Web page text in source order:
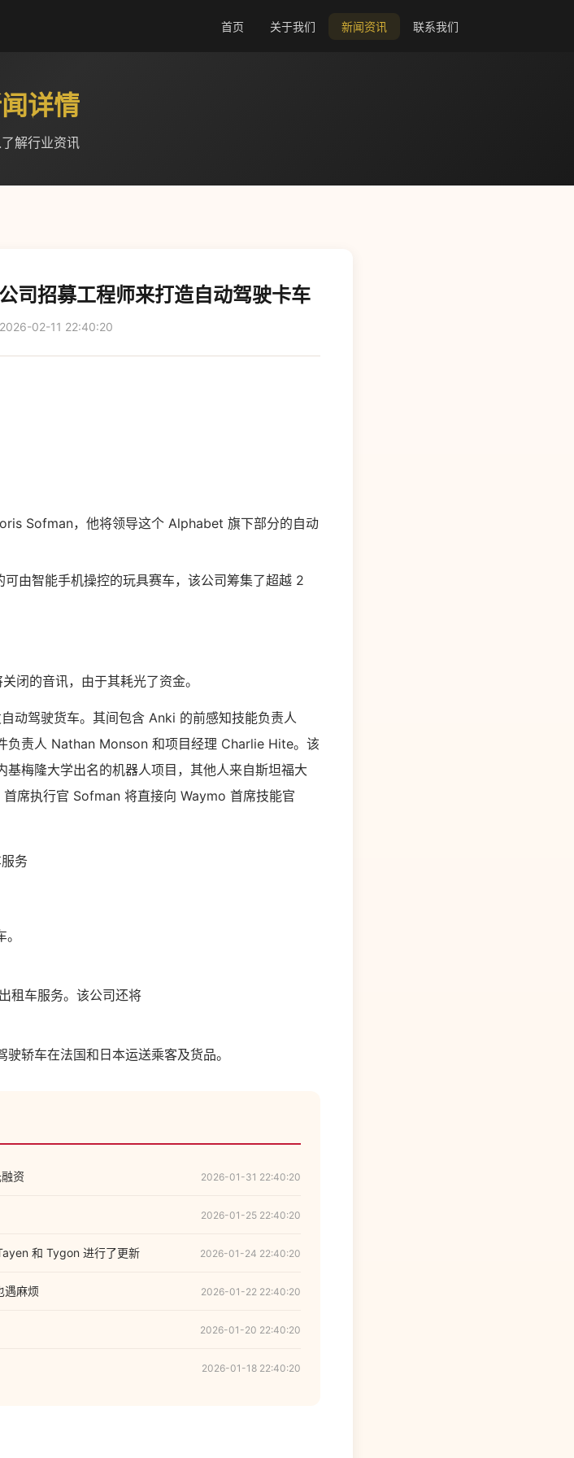
首页 关于我们 新闻资讯 联系我们
详情
解行业资讯
司招募工程师来打造自动驾驶卡车
02-11 22:40:20
Sofman，他将领导这个 Alphabet 旗下部分的自动
由智能手机操控的玩具赛车，该公司筹集了超越 2
闭的音讯，由于其耗光了资金。
动驾驶货车。其间包含 Anki 的前感知技能负责人
责人 Nathan Monson 和项目经理 Charlie Hite。该
梅隆大学出名的机器人项目，其他人来自斯坦福大
席执行官 Sofman 将直接向 Waymo 首席技能官
务
租车服务。该公司还将
轿车在法国和日本运送乘客及货品。
资 2026-01-31 22:40:20
2026-01-25 22:40:20
和 Tygon 进行了更新 2026-01-24 22:40:20
遇麻烦 2026-01-22 22:40:20
2026-01-20 22:40:20
2026-01-18 22:40:20